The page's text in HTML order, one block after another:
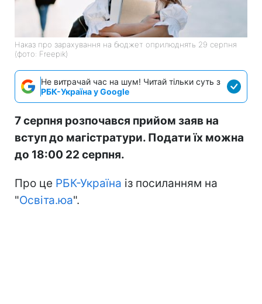
Наказ про зарахування на бюджет оприлюднять 29 серпня
(фото: Freepik)
Не витрачай час на шум! Читай тільки суть з
РБК-Україна у Google
7 серпня розпочався прийом заяв на
вступ до магістратури. Подати їх можна
до 18:00 22 серпня.
Про це РБК-Україна із посиланням на
"Освіта.юа".